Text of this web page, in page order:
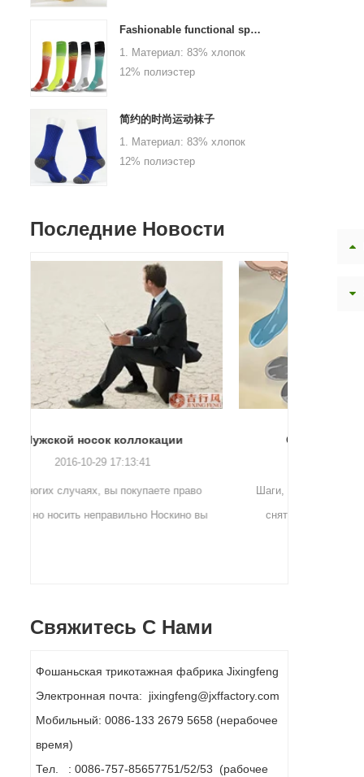
заказ: 1000 пар/цвет 5.
Логотип:
персонализированный
индивидуальный 3. Размер:
0-6 месяцев, 6-12 месяцев,
качестве индивидуального
4.moq: 1000 пар / цвет
5.logo: настроить вашу
Fashionable functional sports socks and exquisite personalized pressure socks
1. Материал: 83% хлопок
12% полиэстер
черный, красный, белый или
или как обычай4.moq: 1000
пар / цвет / размер5.Logo:
简约的时尚运动袜子
1. Материал: 83% хлопок
12% полиэстер
настроен3.size: взрослый
или как обычай4.moq: 1000
пар / цвет / размер5.Logo:
пользовательская компания
или логотип бренда
Последние Новости
Советы по чистке носков
2019-11-18 16:36:11
Шаги, чтобы вымыть носки: 1. Когданоски
сняты, их сразу стирают. Если они не
Свяжитесь С Нами
Фошаньская трикотажная фабрика Jixingfeng
Электронная почта: jixingfeng@jxffactory.com
Мобильный: 0086-133 2679 5658 (нерабочее
время)
Тел. : 0086-757-85657751/52/53 (рабочее